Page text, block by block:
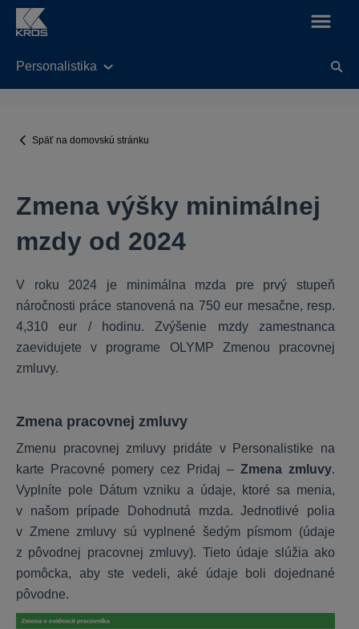
Personalistika
Legislatívne úpravy v aplikácií od 01.01.2025
Balík KROS Fakturácie
Funkcie
E-shop
KROS Sklad
Funkcie
Digitálna kancelária
Začíname
Čo KROS Digitálna kancelária ponúka
Používatelia
Funkcie
Späť na domovskú stránku
Zmena výšky minimálnej
mzdy od 2024
V roku 2024 je minimálna mzda pre prvý stupeň
náročnosti práce stanovená na 750 eur mesačne, resp.
4,310 eur / hodinu. Zvýšenie mzdy zamestnanca
zaevidujete v programe OLYMP Zmenou pracovnej
zmluvy.
Zmena pracovnej zmluvy
Zmenu pracovnej zmluvy pridáte v Personalistike na
karte Pracovné pomery cez Pridaj – Zmena zmluvy.
Vyplníte pole Dátum vzniku a údaje, ktoré sa menia,
v našom prípade Dohodnutá mzda. Jednotlivé polia
v Zmene zmluvy sú vyplnené šedým písmom (údaje
z pôvodnej pracovnej zmluvy). Tieto údaje slúžia ako
pomôcka, aby ste vedeli, aké údaje boli dojednané
pôvodne.